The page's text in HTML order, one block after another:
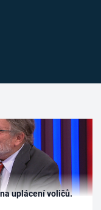
uplácení voličů.